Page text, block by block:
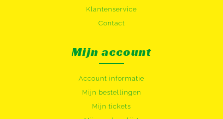
Klantenservice
Contact
Mijn account
Account informatie
Mijn bestellingen
Mijn tickets